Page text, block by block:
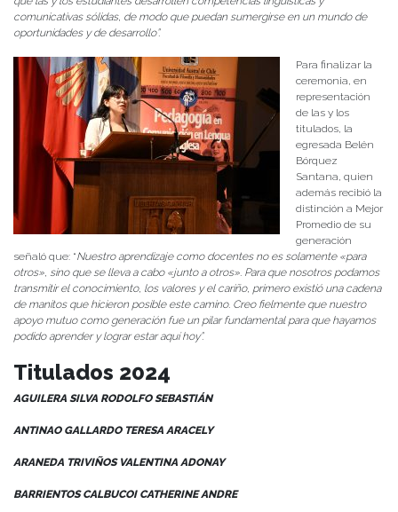
comunicativas sólidas, de modo que puedan sumergirse en un mundo de
oportunidades y de desarrollo”.
Para finalizar la
ceremonia, en
representación
de las y los
titulados, la
egresada Belén
Bórquez
Santana, quien
además recibió la
distinción a Mejor
Promedio de su
generación
señaló que: “Nuestro aprendizaje como docentes no es solamente «para
otros», sino que se lleva a cabo «junto a otros». Para que nosotros podamos
transmitir el conocimiento, los valores y el cariño, primero existió una cadena
de manitos que hicieron posible este camino. Creo fielmente que nuestro
apoyo mutuo como generación fue un pilar fundamental para que hayamos
podido aprender y lograr estar aquí hoy”.
Titulados 2024
AGUILERA SILVA RODOLFO SEBASTIÁN
ANTINAO GALLARDO TERESA ARACELY
ARANEDA TRIVIÑOS VALENTINA ADONAY
BARRIENTOS CALBUCOI CATHERINE ANDRE